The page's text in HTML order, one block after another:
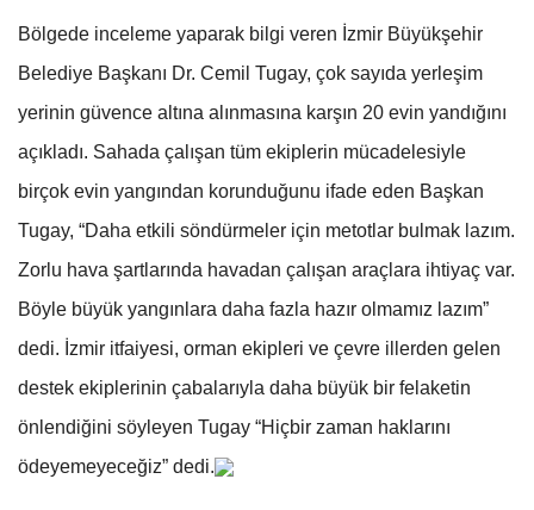
Bölgede inceleme yaparak bilgi veren İzmir Büyükşehir
Belediye Başkanı Dr. Cemil Tugay, çok sayıda yerleşim
yerinin güvence altına alınmasına karşın 20 evin yandığını
açıkladı. Sahada çalışan tüm ekiplerin mücadelesiyle
birçok evin yangından korunduğunu ifade eden Başkan
Tugay, “Daha etkili söndürmeler için metotlar bulmak lazım.
Zorlu hava şartlarında havadan çalışan araçlara ihtiyaç var.
Böyle büyük yangınlara daha fazla hazır olmamız lazım”
dedi. İzmir itfaiyesi, orman ekipleri ve çevre illerden gelen
destek ekiplerinin çabalarıyla daha büyük bir felaketin
önlendiğini söyleyen Tugay “Hiçbir zaman haklarını
ödeyemeyeceğiz” dedi.